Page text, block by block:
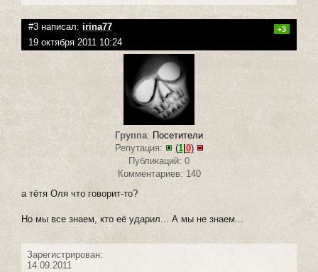
#3 написал: irina77 +3
19 октября 2011 10:24
Группа: Посетители
Репутация:
(1| 0)
Публикаций: 0
Комментариев: 140
а тётя Оля что говорит-то?
Но мы все знаем, кто её ударил... А мы не знаем...
Зарегистрирован:
14.09.2011